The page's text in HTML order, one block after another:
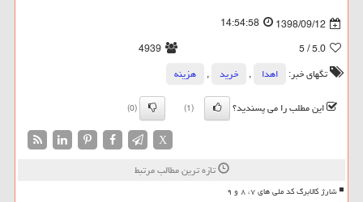
1398/09/12
14:54:58
5.0
/ 5
4939
تگهای خبر:
اهدا , خرید ,
هزینه
این مطلب را می پسندید؟
(1)
(0)
X
تازه ترین مطالب مرتبط
شارژ کالابرگ کد ملی های ۷، ۸ و ۹